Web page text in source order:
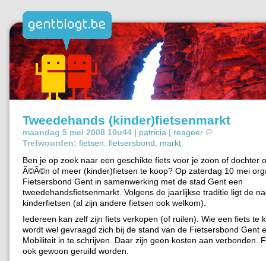
Tweedehands (kinder)fietsenmarkt
maandag 5 mei 2008 10u44 | patricia | reageer
Trefwoorden: fietsen fietsersbond markt
Ben je op zoek naar een geschikte fiets voor je zoon of dochter
Ã©Ã©n of meer (kinder)fietsen te koop? Op zaterdag 10 mei
Fietsersbond Gent in samenwerking met de stad Gent een
tweedehandsfietsenmarkt. Volgens de jaarlijkse traditie ligt de
kinderfietsen (al zijn andere fietsen ook welkom).
Iedereen kan zelf zijn fiets verkopen (of ruilen). Wie een fiets te
wordt wel gevraagd zich bij de stand van de Fietsersbond Gent
Mobiliteit in te schrijven. Daar zijn geen kosten aan verbonden.
ook gewoon geruild worden.